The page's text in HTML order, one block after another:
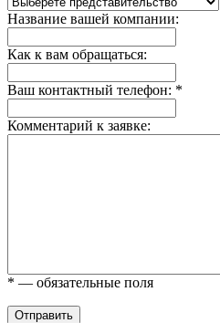
Название вашей компании:
Как к вам обращаться:
Ваш контактный телефон: *
Комментарий к заявке:
* — обязательные поля
Отправить